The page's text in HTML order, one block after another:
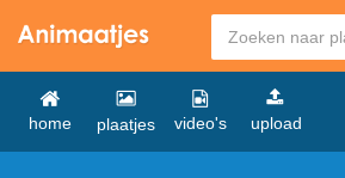
home plaatjes video's upload